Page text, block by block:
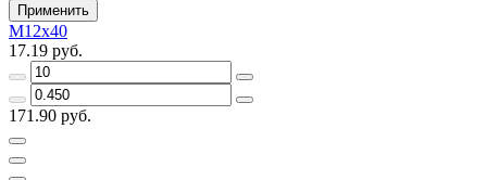
Применить
М12х40
17.19 руб.
171.90 руб.